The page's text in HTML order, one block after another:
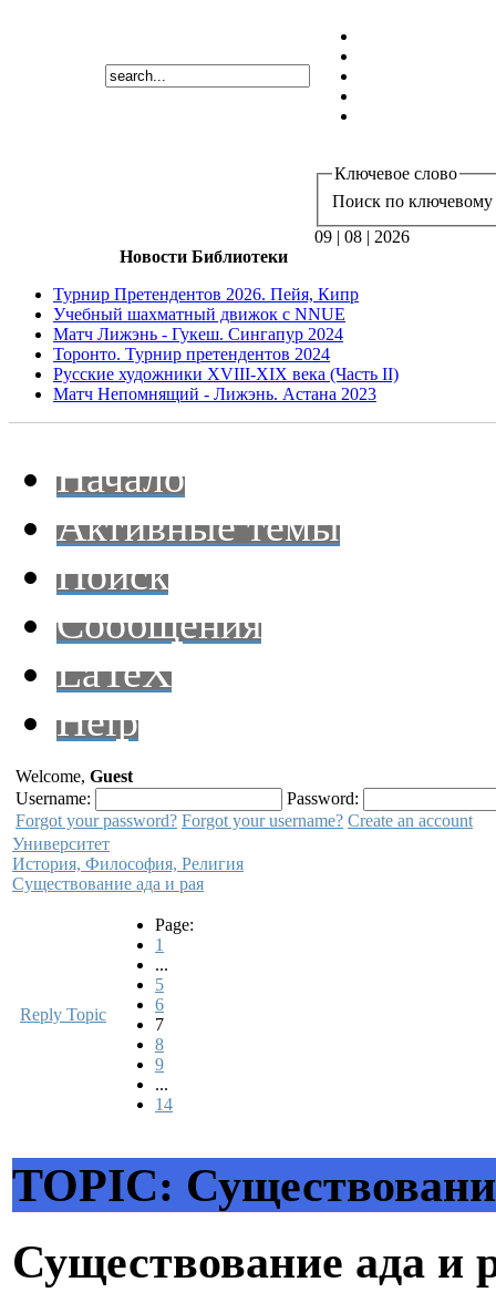
Ключевое слово
Поиск по ключевому
09 | 08 | 2026
Новости Библиотеки
Турнир Претендентов 2026. Пейя, Кипр
Учебный шахматный движок с NNUE
Матч Лижэнь - Гукеш. Сингапур 2024
Торонто. Турнир претендентов 2024
Русские художники XVIII-XIX века (Часть II)
Матч Непомнящий - Лижэнь. Астана 2023
Начало
Активные темы
Поиск
Сообщения
LaTeX
Help
Welcome, Guest
Username:
Password:
Forgot your password? Forgot your username? Create an account
Университет
История, Философия, Религия
Существование ада и рая
Reply Topic
Page:
1
...
5
6
7
8
9
...
14
TOPIC:
Существование ада и